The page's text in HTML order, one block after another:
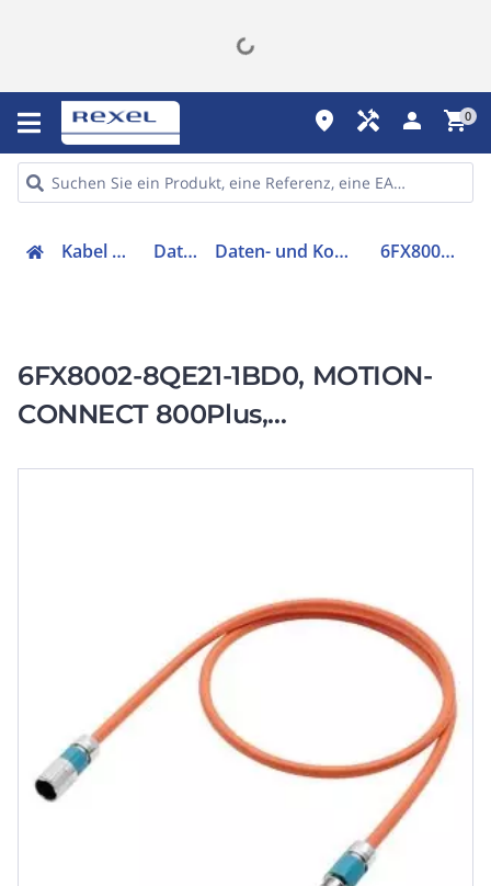
place handyman person shopping_cart0
Kabel & Leitungen Datenkabel Daten- und Kommunikationskabel 6FX80028QE211BD0
6FX8002-8QE21-1BD0, MOTION-
CONNECT 800Plus,